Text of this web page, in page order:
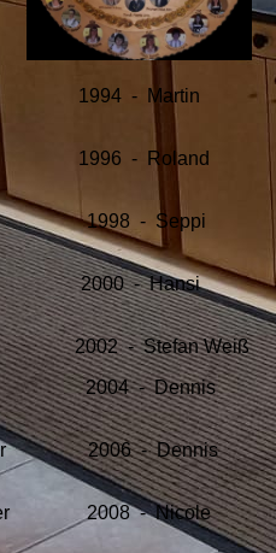
1994 - Martin
1996 - Roland
1998 - Seppi
2000 - Hansi
2002 - Stefan Weiß
2004 - Dennis
2006 - Dennis
2008 - Nicole